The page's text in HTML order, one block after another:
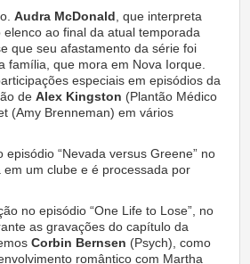
Audra McDonald , que interpreta
ao final da atual temporada
que seu afastamento da série foi
família, que mora em Nova Iorque.
especiais em episódios da
de Alex Kingston (Plantão Médico
(Amy Brenneman) em vários
episódio “Nevada versus Greene” no
um clube e é processada por
no episódio “One Life to Lose”, no
as gravações do capítulo da
Corbin Bernsen (Psych), como
romântico com Martha